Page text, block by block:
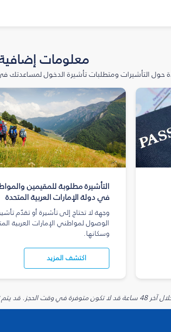
معلومات
التأشيرات ومتطلبات تأشيرة الدخول لمساعدتك
التأشيرة مطلوبة للمقيمين
في دولة الإمارات العربية المتحدة
وجهة لا تحتاج إلى تأشيرة أو تقدّم
الوصول لمواطني الإمارات العربية
وسكانها.
اكتشف المزيد
الاختيارية.